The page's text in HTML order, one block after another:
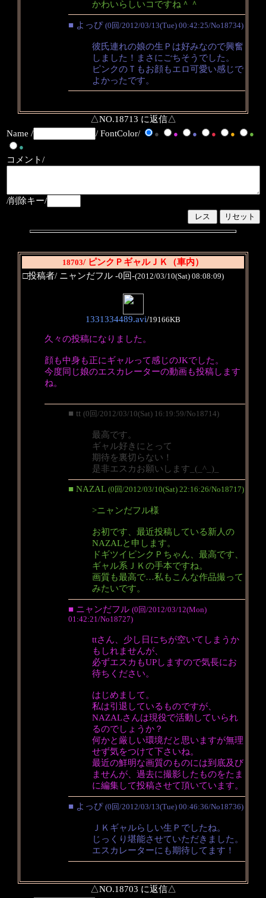
かわいらしいコですね＾＾
■ よっぴ (0回/2012/03/13(Tue) 00:42:25/No18734)
彼氏連れの娘の生Ｐは好みなので興奮
しました！まさにごちそうでした。
ピンクのＴもお顔もエロ可愛い感じで
よかったです。
△NO.18713 に返信△
Name /
/ FontColor/ ● ● ● ● ●
●
●
コメント/
/削除キー/
18703/ ピンクＰギャルＪＫ（車内）
□投稿者/ ニャンだフル -0回-(2012/03/10(Sat) 08:08:09)
1331334489.avi/19166KB
久々の投稿になりました。
顔も中身も正にギャルって感じのJKでした。
今度同じ娘のエスカレーターの動画も投稿します
ね。
■ tt (0回/2012/03/10(Sat) 16:19:59/No18714)
最高です。
ギャル好きにとって
期待を裏切らない！
是非エスカお願いします_(_^_)_
■ NAZAL (0回/2012/03/10(Sat) 22:16:26/No18717)
>ニャンだフル様
お初です、最近投稿している新人の
NAZALと申します。
ドギツイピンクＰちゃん、最高です、
ギャル系ＪＫの手本ですね。
画質も最高で…私もこんな作品撮って
みたいです。
■ ニャンだフル (0回/2012/03/12(Mon)
01:42:21/No18727)
ttさん、少し日にちが空いてしまうか
もしれませんが、
必ずエスカもUPしますので気長にお
待ちください。
はじめまして。
私は引退しているものですが、
NAZALさんは現役で活動していられ
るのでしょうか？
何かと厳しい環境だと思いますが無理
せず気をつけて下さいね。
最近の鮮明な画質のものには到底及び
ませんが、過去に撮影したものをたま
に編集して投稿させて頂いています。
■ よっぴ (0回/2012/03/13(Tue) 00:46:36/No18736)
ＪＫギャルらしい生Ｐでしたね。
じっくり堪能させていただきました。
エスカレーターにも期待してます！
△NO.18703 に返信△